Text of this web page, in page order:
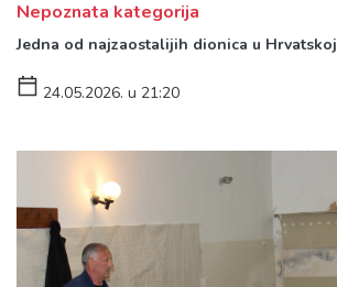
Nepoznata kategorija
Jedna od najzaostalijih dionica u Hrvatskoj
24.05.2026. u 21:20